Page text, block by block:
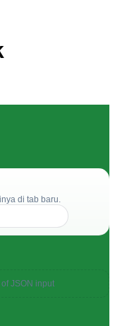
di tab baru.
JSON input